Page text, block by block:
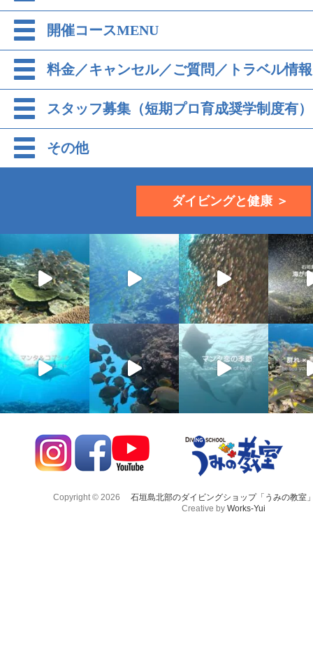
開催コースMENU
料金／キャンセル／ご質問／トラベル情報
スタッフ募集（短期プロ育成奨学制度有）
その他
ダイビングと健康 ＞
Copyright © 2026
石垣島北部のダイビングショップ「うみの教室
Creative by Works-Yui